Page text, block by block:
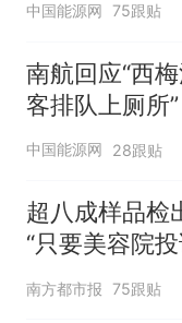
中国能源网 75跟贴
南航回应“西
客排队上厕所
核查是否发放
中国能源网 28跟贴
超八成样品检
“只要美容院
家就不会更换
南方都市报 75跟贴